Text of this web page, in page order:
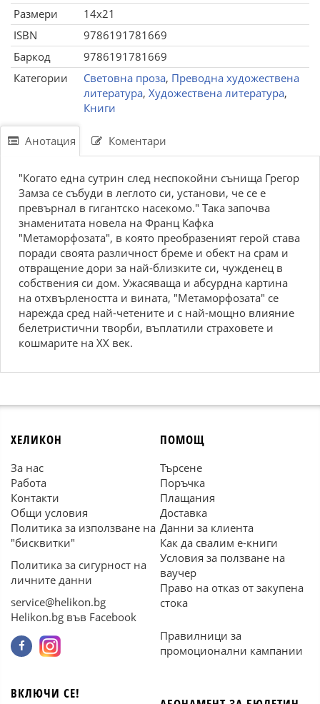
Размери
14x21
ISBN
9786191781669
Баркод
9786191781669
Категории
Световна проза, Преводна художествена
литература, Художествена литература,
Книги
Анотация Коментари
"Когато една сутрин след неспокойни сънища Грегор
Замза се събуди в леглото си, установи, че се е
превърнал в гигантско насекомо." Така започва
знаменитата новела на Франц Кафка
"Meтaмopфoзaтa", в която преобразеният герой става
поради своята различност бреме и обект на срам и
отвращение дори за най-близките си, чужденец в
собствения си дом. Ужасяваща и абсурдна картина
на отхвърлеността и вината, "Meтaмopфoзaтa" се
нарежда сред най-четените и с най-мощно влияние
белетристични творби, въплатили страховете и
кошмарите на ХХ век.
ХЕЛИКОН
За нас
Работа
Контакти
Общи условия
Политика за използване на
"бисквитки"
Политика за сигурност на
личните данни
service@helikon.bg
Helikon.bg във Facebook
ПОМОЩ
Търсене
Поръчка
Плащания
Доставка
Данни за клиента
Как да свалим е-книги
Условия за ползване на
ваучер
Право на отказ от закупена
стока
Правилници за
промоционални кампании
ВКЛЮЧИ СЕ!